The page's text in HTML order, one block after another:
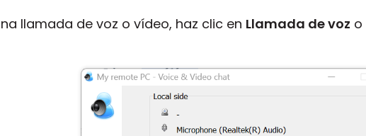
llamada de voz o vídeo, haz clic en Llamada de voz o